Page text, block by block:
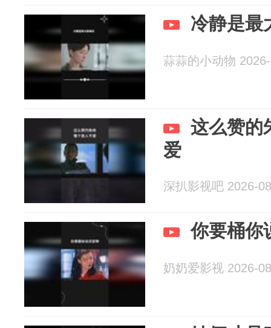
冷静是最
蒜蒜的小动物
这么赞的
爱
深扒影视吧 2026-
你要桶你
奶奶爱影视 2026-